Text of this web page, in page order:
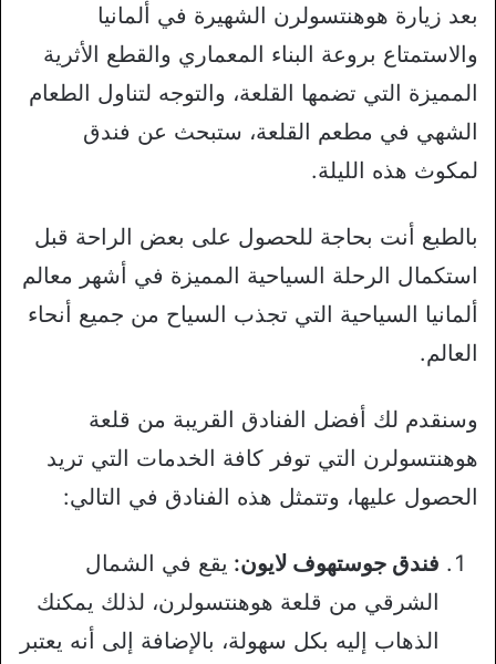
بعد زيارة هوهنتسولرن الشهيرة في ألمانيا
والاستمتاع بروعة البناء المعماري والقطع الأثرية
المميزة التي تضمها القلعة، والتوجه لتناول الطعام
الشهي في مطعم القلعة، ستبحث عن فندق
لمكوث هذه الليلة.
بالطبع أنت بحاجة للحصول على بعض الراحة قبل
استكمال الرحلة السياحية المميزة في أشهر معالم
ألمانيا السياحية التي تجذب السياح من جميع أنحاء
العالم.
وسنقدم لك أفضل الفنادق القريبة من قلعة
هوهنتسولرن التي توفر كافة الخدمات التي تريد
الحصول عليها، وتتمثل هذه الفنادق في التالي:
فندق جوستهوف لايون: يقع في الشمال
الشرقي من قلعة هوهنتسولرن، لذلك يمكنك
الذهاب إليه بكل سهولة، بالإضافة إلى أنه يعتبر